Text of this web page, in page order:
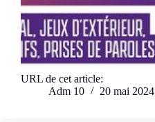
URL de cet article:
Adm 10
20 mai 2024